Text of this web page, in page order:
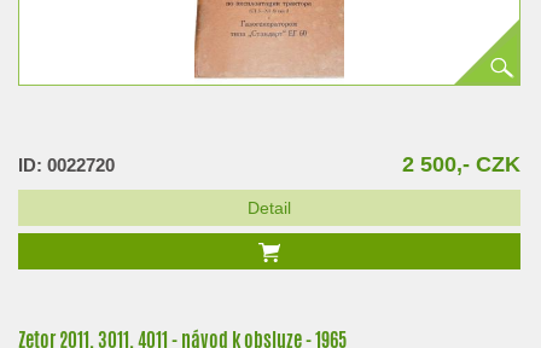
ID: 0022720 2 500,- CZK
Detail
Zetor 2011, 3011, 4011 - návod k obsluze - 1965